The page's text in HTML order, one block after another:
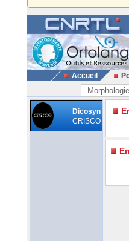
Accueil
Morphologie
Dicosyn
CRISCO